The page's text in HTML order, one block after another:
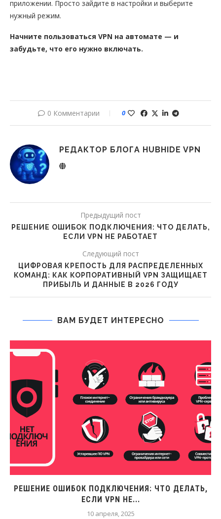
приложении. Просто зайдите в настройки и выберите
нужный режим.
Начните пользоваться VPN на автомате — и
забудьте, что его нужно включать.
0 Комментарии 0
РЕДАКТОР БЛОГА HUBHIDE VPN
Предыдущий пост
РЕШЕНИЕ ОШИБОК ПОДКЛЮЧЕНИЯ: ЧТО ДЕЛАТЬ,
ЕСЛИ VPN НЕ РАБОТАЕТ
Следующий пост
ЦИФРОВАЯ КРЕПОСТЬ ДЛЯ РАСПРЕДЕЛЕННЫХ
КОМАНД: КАК КОРПОРАТИВНЫЙ VPN ЗАЩИЩАЕТ
ПРИБЫЛЬ И ДАННЫЕ В 2026 ГОДУ
ВАМ БУДЕТ ИНТЕРЕСНО
РЕШЕНИЕ ОШИБОК ПОДКЛЮЧЕНИЯ: ЧТО ДЕЛАТЬ,
ЕСЛИ VPN НЕ...
10 апреля, 2025